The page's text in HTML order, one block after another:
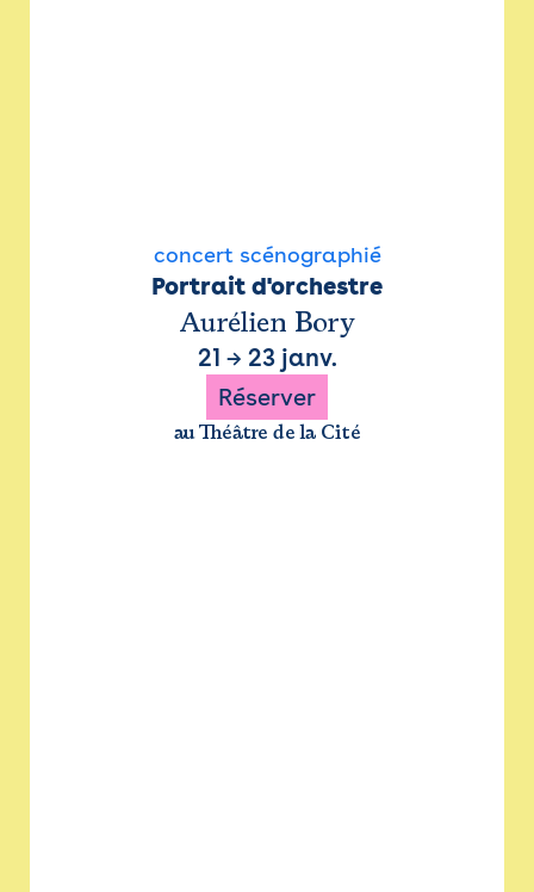
concert scénographié
Portrait d'orchestre
Aurélien Bory
21 → 23 janv.
Réserver
au Théâtre de la Cité